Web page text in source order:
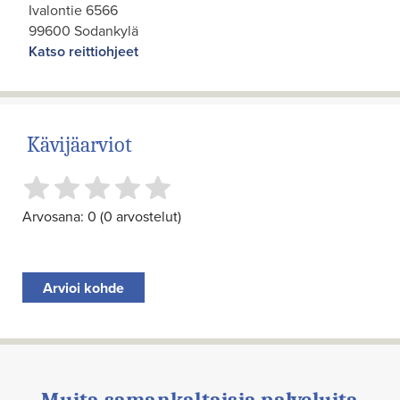
Ivalontie 6566
99600 Sodankylä
Katso reittiohjeet
Kävijäarviot
Arvosana: 0 (0 arvostelut)
Arvioi kohde